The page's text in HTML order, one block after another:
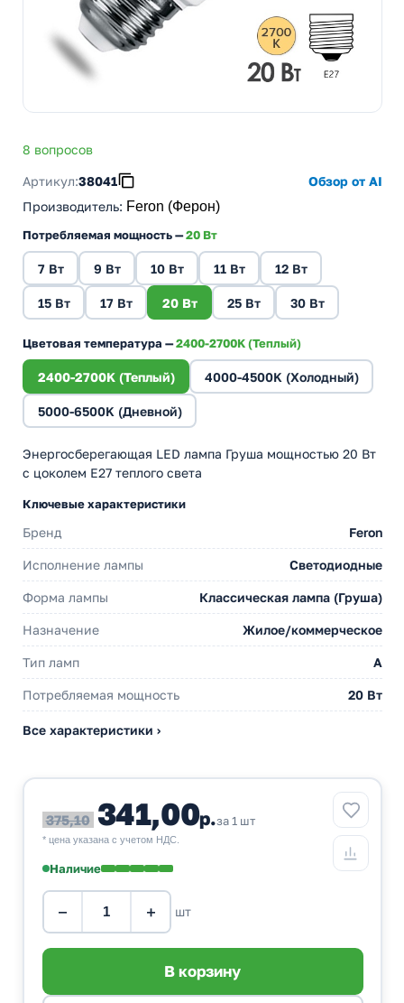
8 вопросов
Артикул:38041
Обзор от AI
Производитель: Feron (Ферон)
Потребляемая мощность —20 Вт
7 Вт 9 Вт 10 Вт 11 Вт 12 Вт
15 Вт 17 Вт 20 Вт 25 Вт 30 Вт
Цветовая температура —2400-2700K (Теплый)
2400-2700K (Теплый) 4000-4500K (Холодный)
5000-6500K (Дневной)
Энергосберегающая LED лампа Груша мощностью 20 Вт
с цоколем E27 теплого света
Ключевые характеристики
Бренд Feron
Исполнение лампы Светодиодные
Форма лампы Классическая лампа (Груша)
Назначение Жилое/коммерческое
Тип ламп A
Потребляемая мощность 20 Вт
Все характеристики ›
375,10 341,00р.за 1 шт
* цена указана с учетом НДС.
Наличие
− + шт